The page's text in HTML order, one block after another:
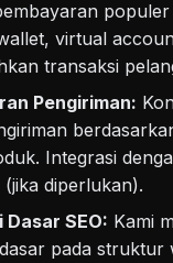
virtual
transaksi
Pengiriman:
Integrasi
(jika diperlukan).
Dasar SEO: Kami
pada struktur